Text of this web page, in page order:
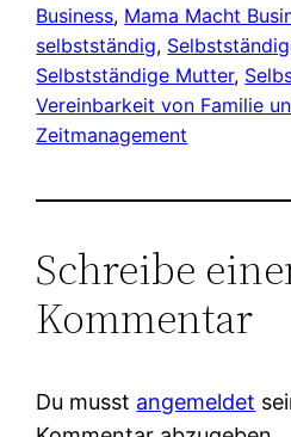
Business, Mama Macht
selbstständig,
Selbstständige Mutter,
Vereinbarkeit von Familie
Zeitmanagement
Schreibe
Kommentar
Du musst angemeldet